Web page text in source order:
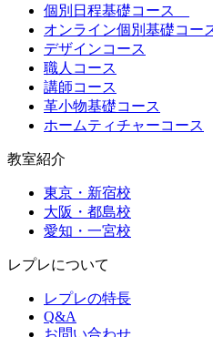
個別日程基礎コース
オンライン個別基礎コー
デザインコース
職人コース
講師コース
革小物基礎コース
ホームティチャーコース
教室紹介
東京・新宿校
大阪・都島校
愛知・一宮校
レプレについて
レプレの特長
Q&A
お問い合わせ